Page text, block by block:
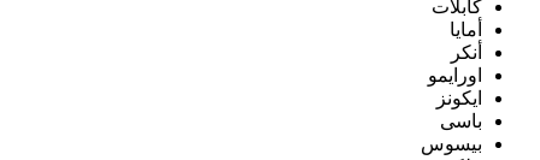
كابلات
أمايا
أنكر
اورايمو
ايكونز
باسى
بيسوس